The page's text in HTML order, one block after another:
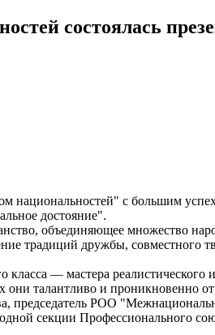
состоялась
национальностей" с большим
достояние".
объединяющее множество
традиций дружбы, совместного
— мастера реалистического
они талантливо и
председатель РОО
секции Профессионального